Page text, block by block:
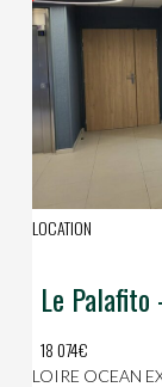
LOCATION
Le
18 074€
LOIRE OCEAN